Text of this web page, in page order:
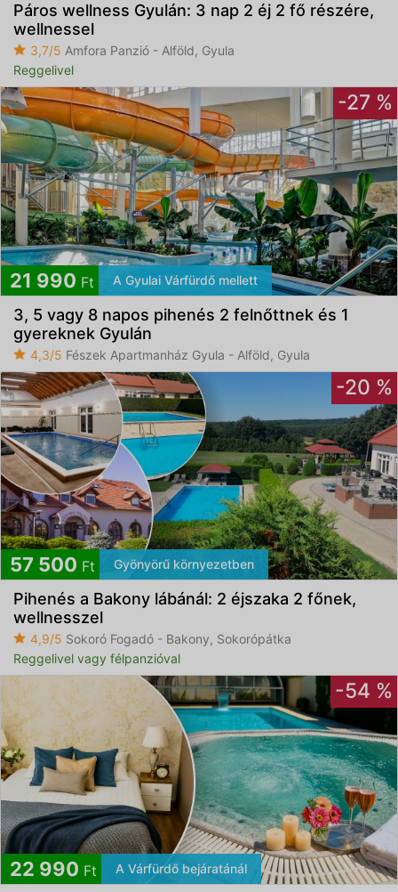
Páros wellness Gyulán: 3 nap 2 éj 2 fő részére,
wellnessel
3,7/5 Amfora Panzió - Alföld, Gyula
Reggelivel
-27 %
21 990 Ft A Gyulai Várfürdő mellett
3, 5 vagy 8 napos pihenés 2 felnőttnek és 1
gyereknek Gyulán
4,3/5 Fészek Apartmanház Gyula - Alföld, Gyula
-20 %
57 500 Ft Gyönyörű környezetben
Pihenés a Bakony lábánál: 2 éjszaka 2 főnek,
wellnesszel
4,9/5 Sokoró Fogadó - Bakony, Sokorópátka
Reggelivel vagy félpanzióval
-54 %
22 990 Ft A Várfürdő bejáratánál